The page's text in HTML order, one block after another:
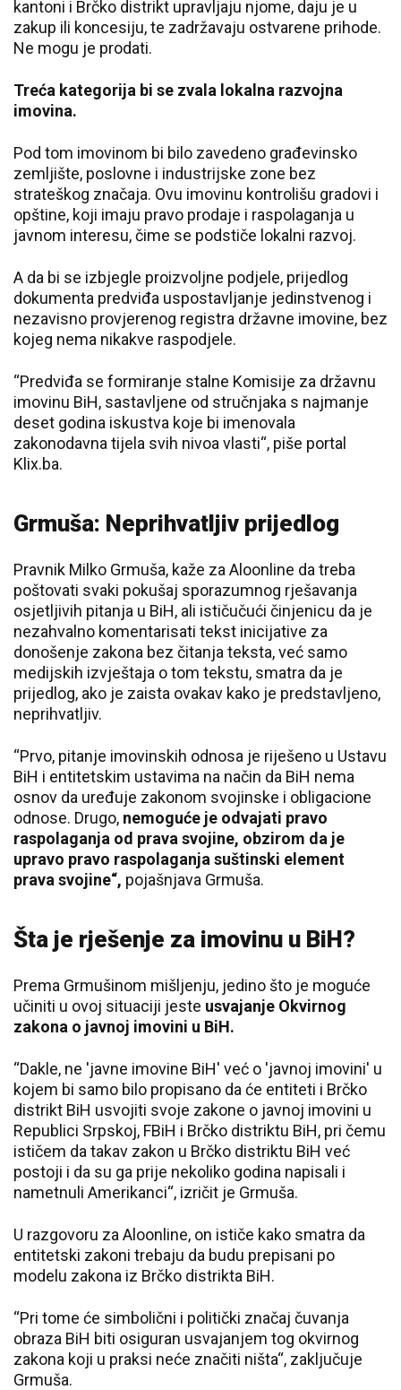
kantoni i Brčko distrikt upravljaju njome, daju je u
zakup ili koncesiju, te zadržavaju ostvarene prihode.
Ne mogu je prodati.
Treća kategorija bi se zvala lokalna razvojna
imovina.
Pod tom imovinom bi bilo zavedeno građevinsko
zemljište, poslovne i industrijske zone bez
strateškog značaja. Ovu imovinu kontrolišu gradovi i
opštine, koji imaju pravo prodaje i raspolaganja u
javnom interesu, čime se podstiče lokalni razvoj.
A da bi se izbjegle proizvoljne podjele, prijedlog
dokumenta predviđa uspostavljanje jedinstvenog i
nezavisno provjerenog registra državne imovine, bez
kojeg nema nikakve raspodjele.
“Predviđa se formiranje stalne Komisije za državnu
imovinu BiH, sastavljene od stručnjaka s najmanje
deset godina iskustva koje bi imenovala
zakonodavna tijela svih nivoa vlasti“, piše portal
Klix.ba.
Grmuša: Neprihvatljiv prijedlog
Pravnik Milko Grmuša, kaže za Aloonline da treba
poštovati svaki pokušaj sporazumnog rješavanja
osjetljivih pitanja u BiH, ali ističučući činjenicu da je
nezahvalno komentarisati tekst inicijative za
donošenje zakona bez čitanja teksta, već samo
medijskih izvještaja o tom tekstu, smatra da je
prijedlog, ako je zaista ovakav kako je predstavljeno,
neprihvatljiv.
“Prvo, pitanje imovinskih odnosa je riješeno u Ustavu
BiH i entitetskim ustavima na način da BiH nema
osnov da uređuje zakonom svojinske i obligacione
odnose. Drugo, nemoguće je odvajati pravo
raspolaganja od prava svojine, obzirom da je
upravo pravo raspolaganja suštinski element
prava svojine“, pojašnjava Grmuša.
Šta je rješenje za imovinu u BiH?
Prema Grmušinom mišljenju, jedino što je moguće
učiniti u ovoj situaciji jeste usvajanje Okvirnog
zakona o javnoj imovini u BiH.
“Dakle, ne 'javne imovine BiH' već o 'javnoj imovini' u
kojem bi samo bilo propisano da će entiteti i Brčko
distrikt BiH usvojiti svoje zakone o javnoj imovini u
Republici Srpskoj, FBiH i Brčko distriktu BiH, pri čemu
ističem da takav zakon u Brčko distriktu BiH već
postoji i da su ga prije nekoliko godina napisali i
nametnuli Amerikanci“, izričit je Grmuša.
U razgovoru za Aloonline, on ističe kako smatra da
entitetski zakoni trebaju da budu prepisani po
modelu zakona iz Brčko distrikta BiH.
“Pri tome će simbolični i politički značaj čuvanja
obraza BiH biti osiguran usvajanjem tog okvirnog
zakona koji u praksi neće značiti ništa“, zaključuje
Grmuša.